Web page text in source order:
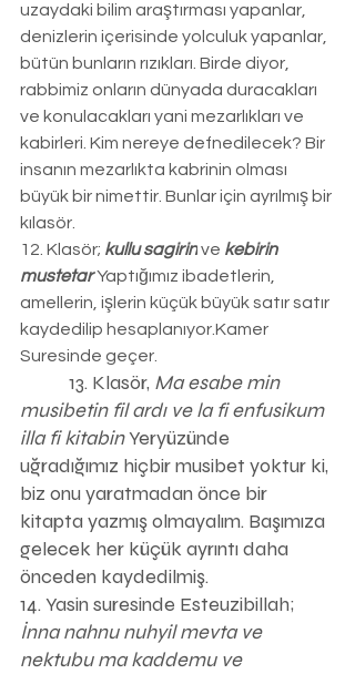
uzaydaki bilim araştırması yapanlar,
denizlerin içerisinde yolculuk yapanlar,
bütün bunların rızıkları. Birde diyor,
rabbimiz onların dünyada duracakları
ve konulacakları yani mezarlıkları ve
kabirleri. Kim nereye defnedilecek? Bir
insanın mezarlıkta kabrinin olması
büyük bir nimettir. Bunlar için ayrılmış bir
kılasör.
12. Klasör; kullu sagirin ve kebirin
mustetar Yaptığımız ibadetlerin,
amellerin, işlerin küçük büyük satır satır
kaydedilip hesaplanıyor.Kamer
Suresinde geçer.
           13. Klasör,
Ma esabe min
musibetin fil ardı ve la fi enfusikum
illa fi kitabin Yeryüzünde
uğradığımız hiçbir musibet yoktur ki,
biz onu yaratmadan önce bir
kitapta yazmış olmayalım. Başımıza
gelecek her küçük ayrıntı daha
önceden kaydedilmiş.
14. Yasin suresinde Esteuzibillah;
İnna nahnu nuhyil mevta ve
nektubu ma kaddemu ve